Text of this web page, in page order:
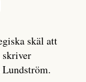
”vad som
bidrar bara till
ett enda bevis
skäl att
skriver